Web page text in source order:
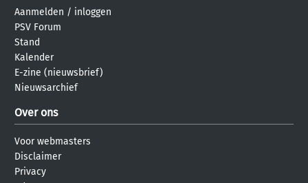
Aanmelden / inloggen
PSV Forum
Stand
Kalender
E-zine (nieuwsbrief)
Nieuwsarchief
Over ons
Voor webmasters
Disclaimer
Privacy